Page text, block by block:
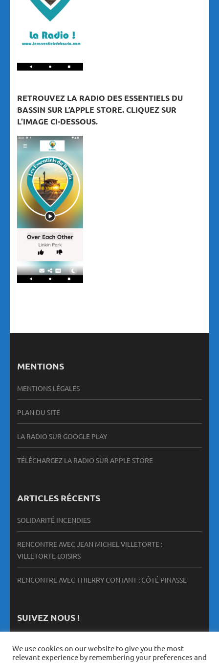
RETROUVEZ LA RADIO DES ESSENTIELS DU
BASSIN SUR L’APPLE STORE. CLIQUEZ SUR
L’IMAGE CI-DESSOUS.
MENTIONS
MENTIONS LÉGALES
PLAN DU SITE
LA RADIO SUR GOOGLE PLAY
TÉLÉCHARGEZ LA RADIO SUR APPLE STORE
ARTICLES RÉCENTS
SOLIDARITÉ INCENDIES
RENCONTRE AVEC JEAN MICHEL VILLETORTE :
VILLETORTE LOISIRS
RENCONTRE AVEC THIERRY CONTANT : CÔTÉ PINASSE
SUIVEZ NOUS !
We use cookies on our website to give you the most
relevant experience by remembering your preferences and